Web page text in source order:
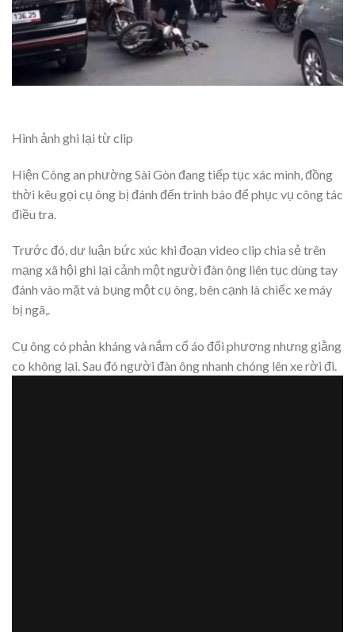
Hình ảnh ghi lại từ clip
Hiện Công an phường Sài Gòn đang tiếp tục xác minh, đồng
thời kêu gọi cụ ông bị đánh đến trình báo để phục vụ công tác
điều tra.
Trước đó, dư luận bức xúc khi đoạn video clip chia sẻ trên
mạng xã hội ghi lại cảnh một người đàn ông liên tục dùng tay
đánh vào mặt và bụng một cụ ông, bên cạnh là chiếc xe máy
bị ngã,.
Cụ ông có phản kháng và nắm cổ áo đối phương nhưng giằng
co không lại. Sau đó người đàn ông nhanh chóng lên xe rời đi.